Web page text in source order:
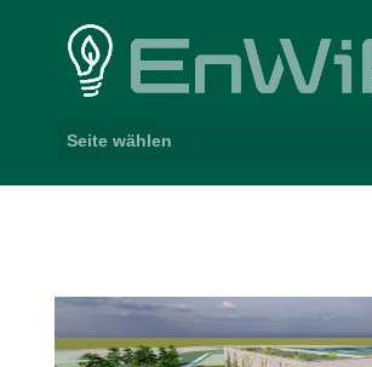
Seite wählen